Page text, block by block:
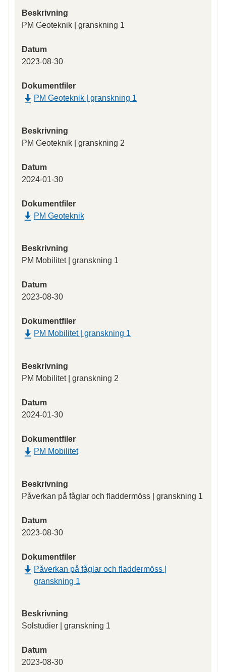
Beskrivning
PM Geoteknik | granskning 1
Datum
2023-08-30
Dokumentfiler
PM Geoteknik | granskning 1
Beskrivning
PM Geoteknik | granskning 2
Datum
2024-01-30
Dokumentfiler
PM Geoteknik
Beskrivning
PM Mobilitet | granskning 1
Datum
2023-08-30
Dokumentfiler
PM Mobilitet | granskning 1
Beskrivning
PM Mobilitet | granskning 2
Datum
2024-01-30
Dokumentfiler
PM Mobilitet
Beskrivning
Påverkan på fåglar och fladdermöss | granskning 1
Datum
2023-08-30
Dokumentfiler
Påverkan på fåglar och fladdermöss |
granskning 1
Beskrivning
Solstudier | granskning 1
Datum
2023-08-30